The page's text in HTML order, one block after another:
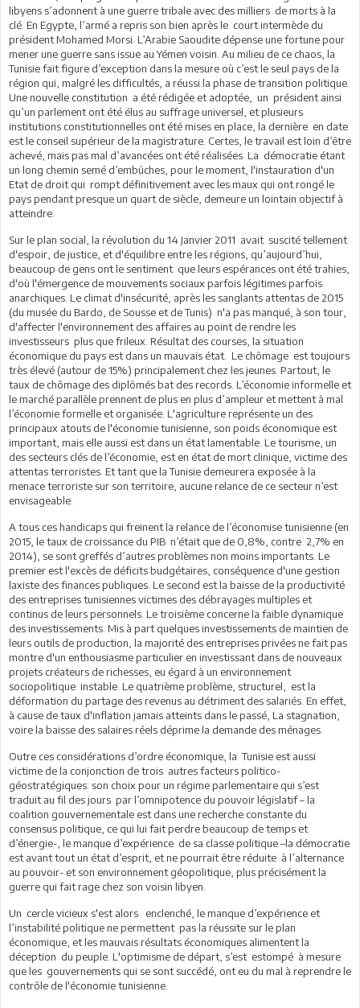
libyens s’adonnent à une guerre tribale avec des milliers de morts à la
clé. En Egypte, l’armé a repris son bien après le court intermède du
président Mohamed Morsi. L’Arabie Saoudite dépense une fortune pour
mener une guerre sans issue au Yémen voisin. Au milieu de ce chaos, la
Tunisie fait figure d’exception dans la mesure où c’est le seul pays de la
région qui, malgré les difficultés, a réussi la phase de transition politique.
Une nouvelle constitution a été rédigée et adoptée, un président ainsi
qu’un parlement ont été élus au suffrage universel, et plusieurs
institutions constitutionnelles ont été mises en place, la dernière en date
est le conseil supérieur de la magistrature. Certes, le travail est loin d’être
achevé, mais pas mal d’avancées ont été réalisées. La démocratie étant
un long chemin semé d’embûches, pour le moment, l'instauration d'un
Etat de droit qui rompt définitivement avec les maux qui ont rongé le
pays pendant presque un quart de siècle, demeure un lointain objectif à
atteindre.
Sur le plan social, la révolution du 14 Janvier 2011 avait suscité tellement
d'espoir, de justice, et d'équilibre entre les régions, qu’aujourd’hui,
beaucoup de gens ont le sentiment que leurs espérances ont été trahies,
d'où l'émergence de mouvements sociaux parfois légitimes parfois
anarchiques. Le climat d'insécurité, après les sanglants attentas de 2015
(du musée du Bardo, de Sousse et de Tunis) n'a pas manqué, à son tour,
d'affecter l'environnement des affaires au point de rendre les
investisseurs plus que frileux. Résultat des courses, la situation
économique du pays est dans un mauvais état. Le chômage est toujours
très élevé (autour de 15%) principalement chez les jeunes. Partout, le
taux de chômage des diplômés bat des records. L’économie informelle et
le marché parallèle prennent de plus en plus d’ampleur et mettent à mal
l’économie formelle et organisée. L'agriculture représente un des
principaux atouts de l'économie tunisienne, son poids économique est
important, mais elle aussi est dans un état lamentable. Le tourisme, un
des secteurs clés de l’économie, est en état de mort clinique, victime des
attentas terroristes. Et tant que la Tunisie demeurera exposée à la
menace terroriste sur son territoire, aucune relance de ce secteur n’est
envisageable.
A tous ces handicaps qui freinent la relance de l’économise tunisienne (en
2015, le taux de croissance du PIB n’était que de 0,8%, contre 2,7% en
2014), se sont greffés d’autres problèmes non moins importants. Le
premier est l'excès de déficits budgétaires, conséquence d'une gestion
laxiste des finances publiques. Le second est la baisse de la productivité
des entreprises tunisiennes victimes des débrayages multiples et
continus de leurs personnels. Le troisième concerne la faible dynamique
des investissements. Mis à part quelques investissements de maintien de
leurs outils de production, la majorité des entreprises privées ne fait pas
montre d'un enthousiasme particulier en investissant dans de nouveaux
projets créateurs de richesses, eu égard à un environnement
sociopolitique instable. Le quatrième problème, structurel, est la
déformation du partage des revenus au détriment des salariés. En effet,
à cause de taux d'inflation jamais atteints dans le passé, La stagnation,
voire la baisse des salaires réels déprime la demande des ménages.
Outre ces considérations d’ordre économique, la Tunisie est aussi
victime de la conjonction de trois autres facteurs politico-
géostratégiques: son choix pour un régime parlementaire qui s’est
traduit au fil des jours par l’omnipotence du pouvoir législatif – la
coalition gouvernementale est dans une recherche constante du
consensus politique, ce qui lui fait perdre beaucoup de temps et
d’énergie-, le manque d’expérience de sa classe politique –la démocratie
est avant tout un état d’esprit, et ne pourrait être réduite à l’alternance
au pouvoir- et son environnement géopolitique, plus précisément la
guerre qui fait rage chez son voisin libyen.
Un cercle vicieux s'est alors enclenché, le manque d’expérience et
l’instabilité politique ne permettent pas la réussite sur le plan
économique, et les mauvais résultats économiques alimentent la
déception du peuple. L'optimisme de départ, s’est estompé à mesure
que les gouvernements qui se sont succédé, ont eu du mal à reprendre le
contrôle de l'économie tunisienne.